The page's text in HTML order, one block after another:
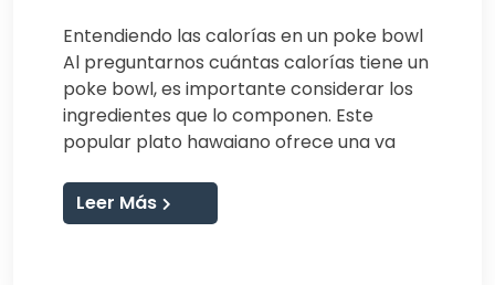
Entendiendo las calorías en un poke bowl
Al preguntarnos cuántas calorías tiene un
poke bowl, es importante considerar los
ingredientes que lo componen. Este
popular plato hawaiano ofrece una va
Leer Más